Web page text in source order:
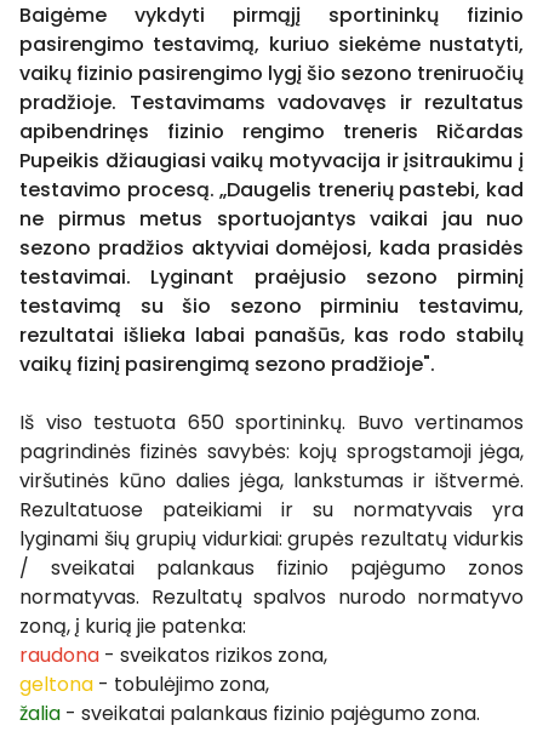
Baigėme vykdyti pirmąjį sportininkų fizinio
pasirengimo testavimą, kuriuo siekėme nustatyti,
vaikų fizinio pasirengimo lygį šio sezono treniruočių
pradžioje. Testavimams vadovavęs ir rezultatus
apibendrinęs fizinio rengimo treneris Ričardas
Pupeikis džiaugiasi vaikų motyvacija ir įsitraukimu į
testavimo procesą. „Daugelis trenerių pastebi, kad
ne pirmus metus sportuojantys vaikai jau nuo
sezono pradžios aktyviai domėjosi, kada prasidės
testavimai. Lyginant praėjusio sezono pirminį
testavimą su šio sezono pirminiu testavimu,
rezultatai išlieka labai panašūs, kas rodo stabilų
vaikų fizinį pasirengimą sezono pradžioje".
Iš viso testuota 650 sportininkų. Buvo vertinamos
pagrindinės fizinės savybės: kojų sprogstamoji jėga,
viršutinės kūno dalies jėga, lankstumas ir ištvermė.
Rezultatuose pateikiami ir su normatyvais yra
lyginami šių grupių vidurkiai: grupės rezultatų vidurkis
/ sveikatai palankaus fizinio pajėgumo zonos
normatyvas. Rezultatų spalvos nurodo normatyvo
zoną, į kurią jie patenka:
raudona - sveikatos rizikos zona,
geltona - tobulėjimo zona,
žalia - sveikatai palankaus fizinio pajėgumo zona.